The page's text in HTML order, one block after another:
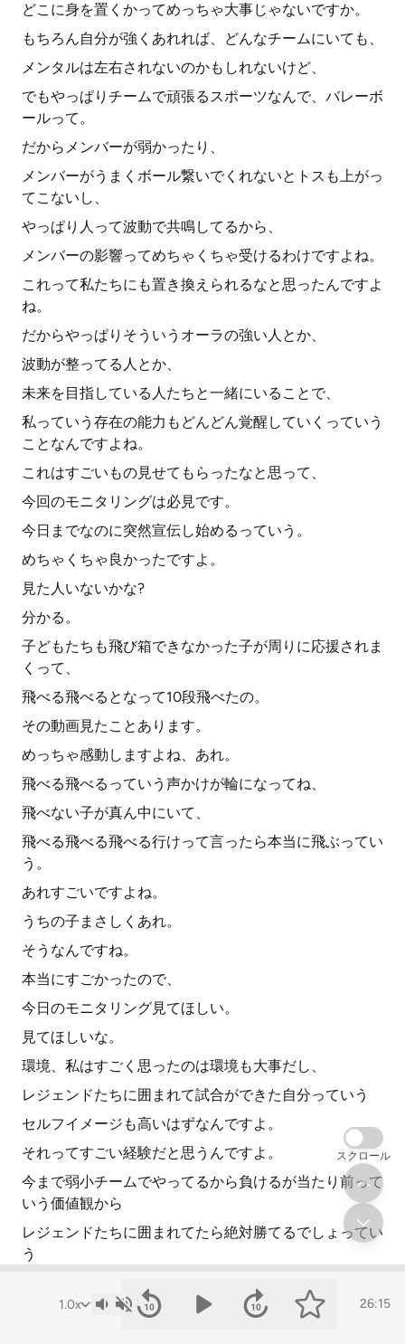
どこに身を置くかってめっちゃ大事じゃないですか。
もちろん自分が強くあれれば、どんなチームにいても、
メンタルは左右されないのかもしれないけど、
でもやっぱりチームで頑張るスポーツなんで、バレーボ
ールって。
だからメンバーが弱かったり、
メンバーがうまくボール繋いでくれないとトスも上がっ
てこないし、
やっぱり人って波動で共鳴してるから、
メンバーの影響ってめちゃくちゃ受けるわけですよね。
これって私たちにも置き換えられるなと思ったんですよ
ね。
だからやっぱりそういうオーラの強い人とか、
波動が整ってる人とか、
未来を目指している人たちと一緒にいることで、
私っていう存在の能力もどんどん覚醒していくっていう
ことなんですよね。
これはすごいもの見せてもらったなと思って、
今回のモニタリングは必見です。
今日までなのに突然宣伝し始めるっていう。
めちゃくちゃ良かったですよ。
見た人いないかな?
分かる。
子どもたちも飛び箱できなかった子が周りに応援されま
くって、
飛べる飛べるとなって10段飛べたの。
その動画見たことあります。
めっちゃ感動しますよね、あれ。
飛べる飛べるっていう声かけが輪になってね、
飛べない子が真ん中にいて、
飛べる飛べる飛べる行けって言ったら本当に飛ぶってい
う。
あれすごいですよね。
うちの子まさしくあれ。
そうなんですね。
本当にすごかったので、
今日のモニタリング見てほしい。
見てほしいな。
環境、私はすごく思ったのは環境も大事だし、
レジェンドたちに囲まれて試合ができた自分っていう
セルフイメージも高いはずなんですよ。
それってすごい経験だと思うんですよ。
今まで弱小チームでやってるから負けるが当たり前って
いう価値観から
レジェンドたちに囲まれてたら絶対勝てるでしょってい
う
だからやっぱ私たちも引っ込むんじゃなくて、
26:15
スクロール